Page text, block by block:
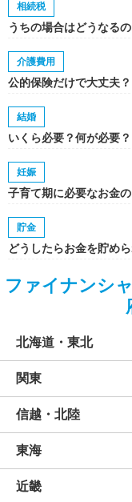
相続税
うちの場合はどうなるの
介護費用
公的保険だけで大丈夫？
結婚
いくら必要？何が必要？
妊娠
子育て期に必要なお金
貯金
どうしたらお金を貯め
ファイナンシ
北海道・東北
関東
信越・北陸
東海
近畿